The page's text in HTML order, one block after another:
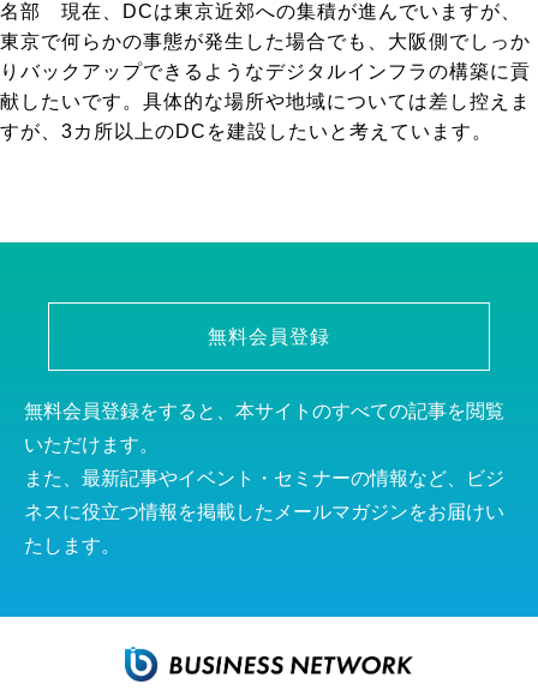
名部
現在、DCは東京近郊への集積が進んでいますが、
東京で何らかの事態が発生した場合でも、大阪側でしっか
りバックアップできるようなデジタルインフラの構築に貢
献したいです。具体的な場所や地域については差し控えま
すが、3カ所以上のDCを建設したいと考えています。
無料会員登録
無料会員登録をすると、本サイトのすべての記事を閲覧
いただけます。
また、最新記事やイベント・セミナーの情報など、ビジ
ネスに役立つ情報を掲載したメールマガジンをお届けい
たします。